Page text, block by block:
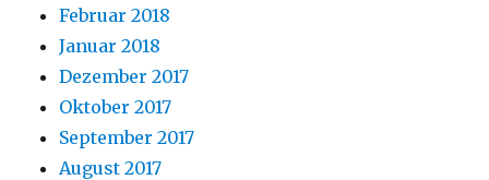
Februar 2018
Januar 2018
Dezember 2017
Oktober 2017
September 2017
August 2017